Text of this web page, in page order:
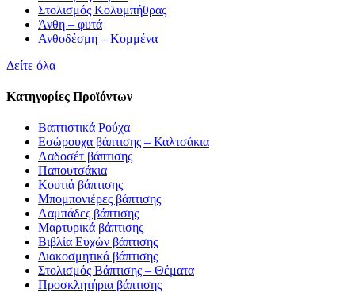
Στολισμός Κολυμπήθρας
Άνθη – φυτά
Ανθοδέσμη – Κομμένα
Δείτε όλα
Κατηγορίες Προϊόντων
Βαπτιστικά Ρούχα
Εσώρουχα βάπτισης – Καλτσάκια
Λαδοσέτ βάπτισης
Παπουτσάκια
Κουτιά βάπτισης
Μπομπονιέρες βάπτισης
Λαμπάδες βάπτισης
Μαρτυρικά βάπτισης
Βιβλία Ευχών βάπτισης
Διακοσμητικά βάπτισης
Στολισμός Βάπτισης – Θέματα
Προσκλητήρια βάπτισης